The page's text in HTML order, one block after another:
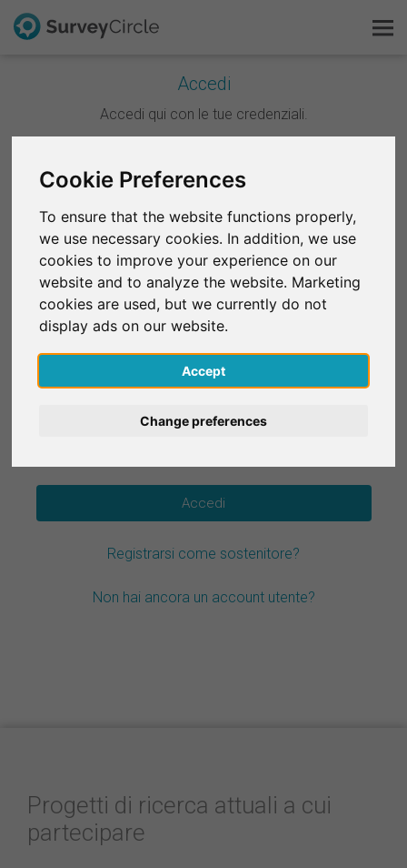
Cookie Preferences
To ensure that the website functions properly,
we use necessary cookies. In addition, we use
cookies to improve your experience on our
website and to analyze the website. Marketing
cookies are used, but we currently do not
display ads on our website.
Accept
Change preferences
Accedi
Accedi qui con le tue credenziali.
Continua con Google
Continua con Facebook
OPPURE
E-mail*
Password*
Registrarsi come sostenitore?
Non hai ancora un account utente?
Progetti di ricerca attuali a cui
partecipare
Questo è SurveyCircle
FAQ
Registrati gratis
Accedi
English
Deutsch
Español
Français